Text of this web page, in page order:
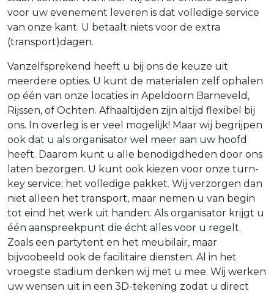
voor uw evenement leveren is dat volledige service
van onze kant. U betaalt niets voor de extra
(transport)dagen.
Vanzelfsprekend heeft u bij ons de keuze uit
meerdere opties. U kunt de materialen zelf ophalen
op één van onze locaties in Apeldoorn Barneveld,
Rijssen, of Ochten. Afhaaltijden zijn altijd flexibel bij
ons. In overleg is er veel mogelijk! Maar wij begrijpen
ook dat u als organisator wel meer aan uw hoofd
heeft. Daarom kunt u alle benodigdheden door ons
laten bezorgen. U kunt ook kiezen voor onze turn-
key service; het volledige pakket. Wij verzorgen dan
niet alleen het transport, maar nemen u van begin
tot eind het werk uit handen. Als organisator krijgt u
één aanspreekpunt die écht alles voor u regelt.
Zoals een partytent en het meubilair, maar
bijvoobeeld ook de facilitaire diensten. Al in het
vroegste stadium denken wij met u mee. Wij werken
uw wensen uit in een 3D-tekening zodat u direct